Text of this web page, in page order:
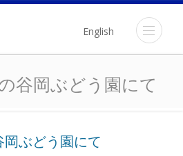
English
の谷岡ぶど
谷岡ぶどう園にて
ぶどう園にて